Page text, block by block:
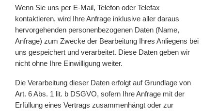
Wenn Sie uns per E-Mail, Telefon oder Telefax
kontaktieren, wird Ihre Anfrage inklusive aller daraus
hervorgehenden personenbezogenen Daten (Name,
Anfrage) zum Zwecke der Bearbeitung Ihres Anliegens bei
uns gespeichert und verarbeitet. Diese Daten geben wir
nicht ohne Ihre Einwilligung weiter.
Die Verarbeitung dieser Daten erfolgt auf Grundlage von
Art. 6 Abs. 1 lit. b DSGVO, sofern Ihre Anfrage mit der
Erfüllung eines Vertrags zusammenhängt oder zur